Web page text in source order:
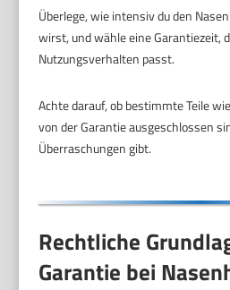
Überlege, wie intensiv du den
wirst, und wähle eine Garantiezeit,
Nutzungsverhalten passt.
Achte darauf, ob bestimmte Teile
von der Garantie ausgeschlossen
Überraschungen gibt.
Rechtliche
Garantie bei